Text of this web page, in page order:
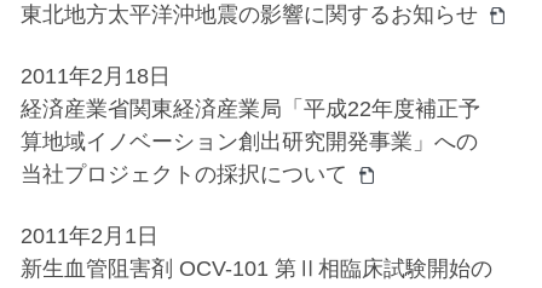
東北地方太平洋沖地震の影響に関するお知らせ
2011年2月18日
経済産業省関東経済産業局「平成22年度補正予
算地域イノベーション創出研究開発事業」への
当社プロジェクトの採択について
2011年2月1日
新生血管阻害剤 OCV-101 第Ⅱ相臨床試験開始の